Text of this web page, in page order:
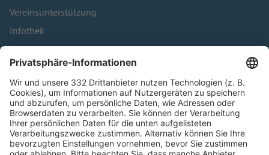
Vereinsunterstützung
Infothek
Kontakt
HÄUFIG BESUCHTE SEITEN
Pässe und Vereinswechsel
Trainerausbildung
Schulungsangebot Vereinsmitarbeiter